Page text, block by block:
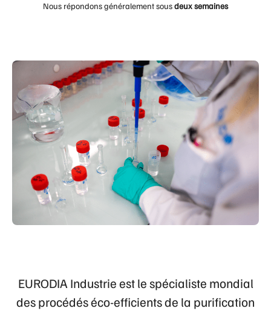
Nous répondons généralement sousdeux semaines
EURODIA Industrie est le spécialiste mondial
des procédés éco-efficients de la purification